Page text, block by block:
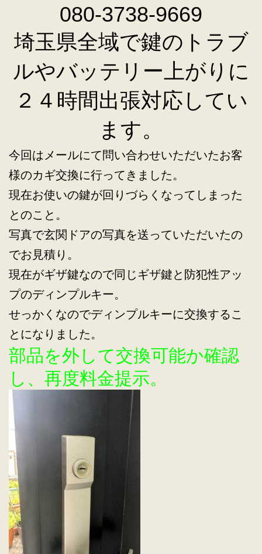
080-3738-9669
埼玉県全域で鍵のトラブ
ルやバッテリー上がりに
２４時間出張対応してい
ます。
今回はメールにて問い合わせいただいたお客
様のカギ交換に行ってきました。
現在お使いの鍵が回りづらくなってしまった
とのこと。
写真で玄関ドアの写真を送っていただいたの
でお見積り。
現在がギザ鍵なので同じギザ鍵と防犯性アッ
プのディンプルキー。
せっかくなのでディンプルキーに交換するこ
とになりました。
部品を外して交換可能か確認
し、再度料金提示。